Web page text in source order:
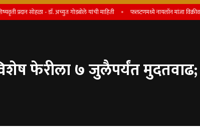
सोहळा - डाॅ. अच्युत गोडबोले यांची माहिती फलटणमध्ये नायलॉन मांजा विक्रीवर बंदी; नियम
फेरीला ७ जुलैपर्यंत